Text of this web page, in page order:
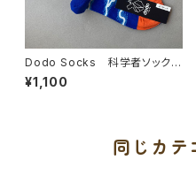
Dodo Socks 科学者ソックス
【テスラ】
¥1,100
同じカテ